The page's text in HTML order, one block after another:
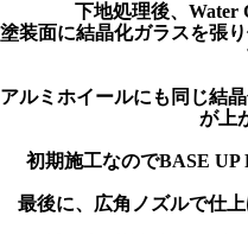
下地処理後、Water
塗装面に結晶化ガラスを張
アルミホイールにも同じ結
が上
初期施工なのでBASE
最後に、広角ノズルで仕